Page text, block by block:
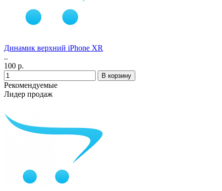
Динамик верхний iPhone ХR
..
100 р.
Рекомендуемые
Лидер продаж